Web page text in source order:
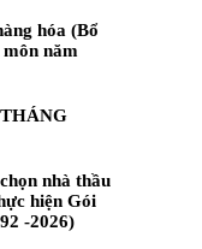
hóa (Bổ
môn năm
nhà thầu
hiện Gói
-2026)